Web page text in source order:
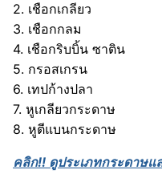
2. เชือกเกลียว
3. เชือกกลม
4. เชือกริบบิ้น ซาติน
5. กรอสเกรน
6. เทปก้างปลา
7. หูเกลียวกระดาษ
8. หูตีแบนกระดาษ
คลิก!! ดูประเภทกระดาษ